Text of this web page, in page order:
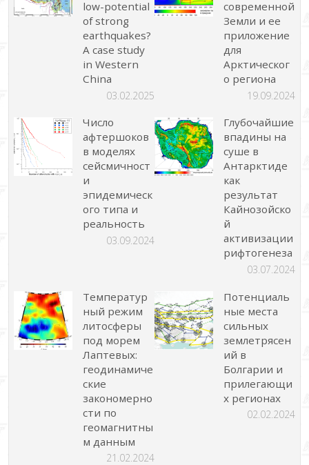
low-potential
of strong
earthquakes?
A case study
in Western
China
03.02.2025
современной
Земли и ее
приложение
для
Арктическог
о региона
19.09.2024
Число
афтершоков
в моделях
сейсмичност
и
эпидемическ
ого типа и
реальность
03.09.2024
Глубочайшие
впадины на
суше в
Антарктиде
как
результат
Кайнозойско
й
активизации
рифтогенеза
03.07.2024
Температур
ный режим
литосферы
под морем
Лаптевых:
геодинамиче
ские
закономерно
сти по
геомагнитны
м данным
21.02.2024
Потенциаль
ные места
сильных
землетрясен
ий в
Болгарии и
прилегающи
х регионах
02.02.2024